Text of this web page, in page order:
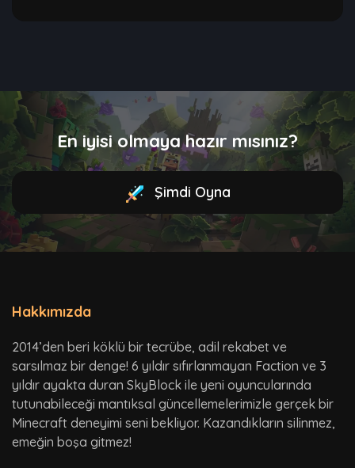
En iyisi olmaya hazır mısınız?
Şimdi Oyna
Hakkımızda
2014’den beri köklü bir tecrübe, adil rekabet ve
sarsılmaz bir denge! 6 yıldır sıfırlanmayan Faction ve 3
yıldır ayakta duran SkyBlock ile yeni oyuncularında
tutunabileceği mantıksal güncellemelerimizle gerçek bir
Minecraft deneyimi seni bekliyor. Kazandıkların silinmez,
emeğin boşa gitmez!